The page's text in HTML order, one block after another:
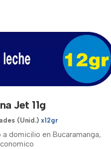
Jet 11g
(Unid.) x12gr
domicilio en Bucaramanga,